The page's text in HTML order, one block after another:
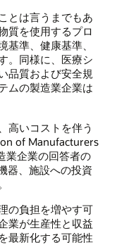
とは言うまでもあ
質を使用するプロ
準、健康基準、
。同様に、医療シ
品質および安全規
ムの製造業企業は
高いコストを伴う
of Manufacturers
業企業の回答者の
器、施設への投資
の負担を増やす可
業が生産性と収益
最新化する可能性